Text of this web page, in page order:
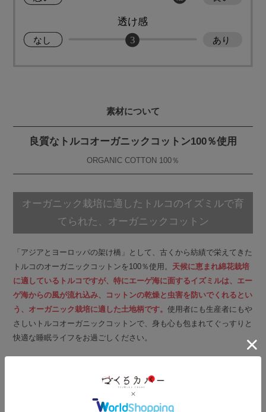
素材について
良質なトルコオーガニックコットン100％使用
ORGANIC COTTON 100％
オーガニック栽培に適したトルコのイズミルで育
てられた、オーガニックコットン
「アジアとヨーロッパの架け橋」として、古くから紡績で栄えてきた
トルコのオーガニックコットンを100％使用。 天候に恵まれ綿花栽培
に適しているトルコですが、特にエーゲ海に面するイズミルは、エー
ゲ海からの風が流れ込み、コットンの乾燥と虫害を防いでくれるとい
う、オーガニック栽培に適した土地柄です。使用者にも生産者にもや
さしいトルコオーガニックコットンで、身も心も包まれてぐっすりと
快適な睡眠ライフをお過ごしください。